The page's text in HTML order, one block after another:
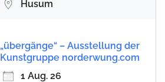
Husum
„übergänge“ – Ausstellung der
Kunstgruppe norderwung.com
1 Aug. 26